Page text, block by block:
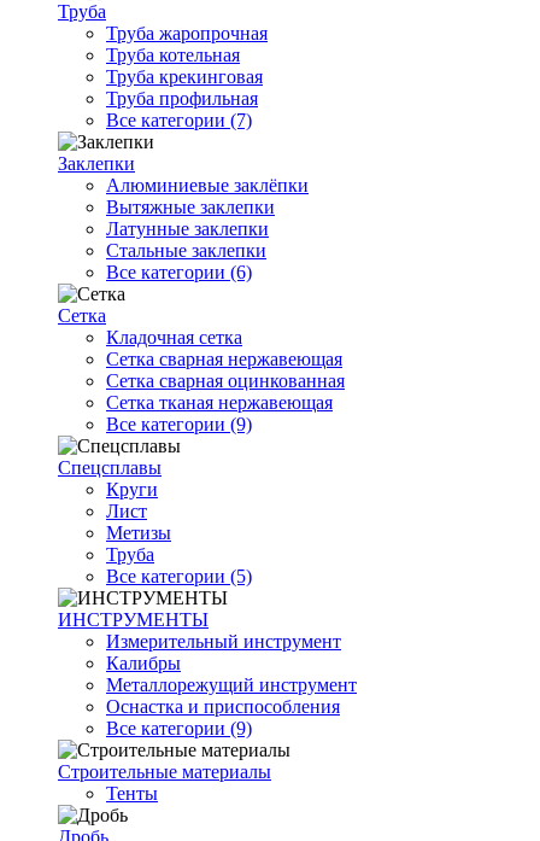
Труба
Труба жаропрочная
Труба котельная
Труба крекинговая
Труба профильная
Все категории (7)
Заклепки
Алюминиевые заклёпки
Вытяжные заклепки
Латунные заклепки
Стальные заклепки
Все категории (6)
Сетка
Кладочная сетка
Сетка сварная нержавеющая
Сетка сварная оцинкованная
Сетка тканая нержавеющая
Все категории (9)
Спецсплавы
Круги
Лист
Метизы
Труба
Все категории (5)
ИНСТРУМЕНТЫ
Измерительный инструмент
Калибры
Металлорежущий инструмент
Оснастка и приспособления
Все категории (9)
Строительные материалы
Тенты
Дробь